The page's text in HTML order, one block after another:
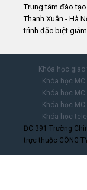
Trung tâm đào
Thanh Xuân - Hà
trình đặc biệt
Khóa học
Khóa học
Khóa học
Khóa học
Khóa học
ĐC:391 Trường
trực thuộc CÔNG